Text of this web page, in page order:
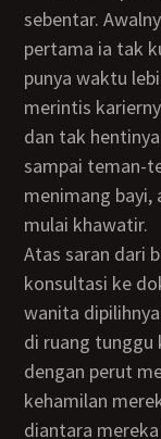
sebentar.
pertama ia tak
punya waktu
merintis
dan tak
sampai teman-
menimang bayi,
mulai khawatir.
Atas saran dari banyak orang, Anis mencoba
konsultasi ke
wanita
di ruang tunggu
dengan perut
kehamilan
diantara